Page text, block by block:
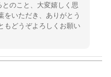
のこと、大変嬉しく思
をいただき、ありがとう
もどうぞよろしくお願い